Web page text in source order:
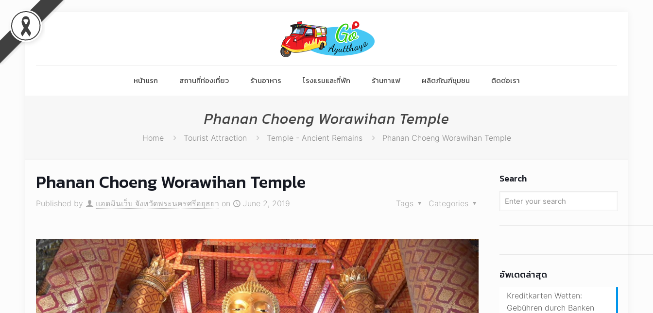
หน้าแรก สถานที่ท่องเที่ยว ร้านอาหาร โรงแรมและที่พัก ร้านกาแฟ ผลิตภัณฑ์ชุมชน ติดต่อเรา
Phanan Choeng Worawihan Temple
Home Tourist Attraction Temple - Ancient Remains Phanan Choeng Worawihan Temple
Phanan Choeng Worawihan Temple
Published by แอดมินเว็บ จังหวัดพระนครศรีอยุธยา on June 2, 2019 Categories
Tags
Search
อัพเดตล่าสุด
Kreditkarten Wetten:
Gebühren durch Banken